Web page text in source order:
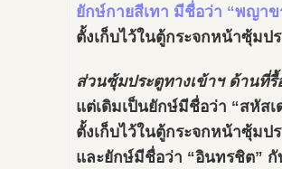
ยักษ์กายสีเทา มีชื่อว่า “พญาข
ตั้งเก็บไว้ในตู้กระจกหน้าซุ้มป
ส่วนซุ้มประตูทางเข้าฯ ด้านที่
แต่เดิมเป็นยักษ์มีชื่อว่า “สหัส
ตั้งเก็บไว้ในตู้กระจกหน้าซุ้มป
และยักษ์มีชื่อว่า “อินทรชิต” กั